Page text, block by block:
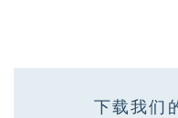
下载我们